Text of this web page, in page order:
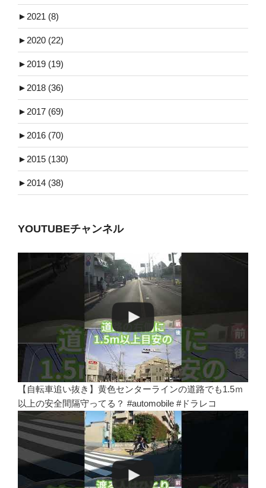
► 2021 (8)
► 2020 (22)
► 2019 (19)
► 2018 (36)
► 2017 (69)
► 2016 (70)
► 2015 (130)
► 2014 (38)
YOUTUBEチャンネル
【自転車追い抜き】黄色センターラインの道路でも1.5ｍ
以上の安全間隔守ってる？ #automobile #ドラレコ